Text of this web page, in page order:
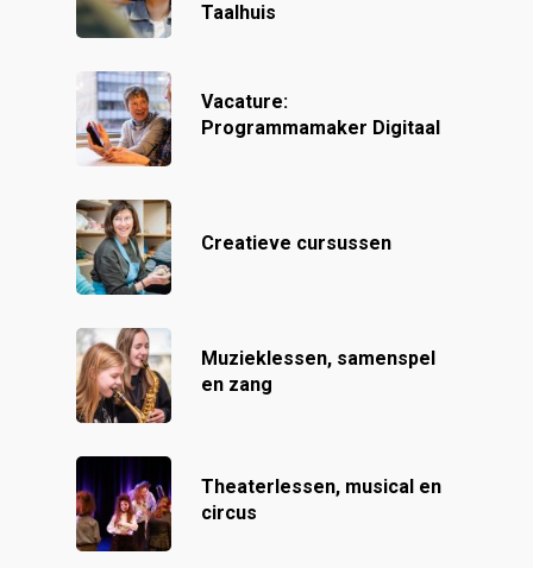
Taalhuis
Vacature:
Programmamaker Digitaal
Creatieve cursussen
Muzieklessen, samenspel
en zang
Theaterlessen, musical en
circus